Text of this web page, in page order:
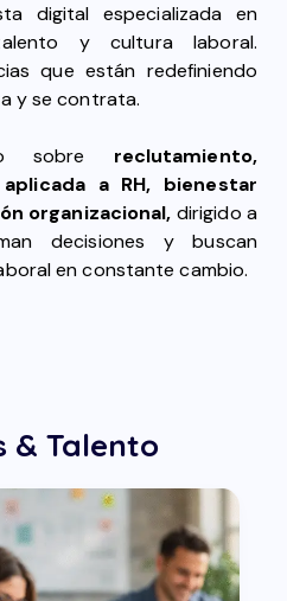
digital especializada en
y cultura laboral.
que están redefiniendo
y se contrata.
sobre reclutamiento,
a RH, bienestar
organizacional, dirigido a
decisiones y buscan
en constante cambio.
& Talento